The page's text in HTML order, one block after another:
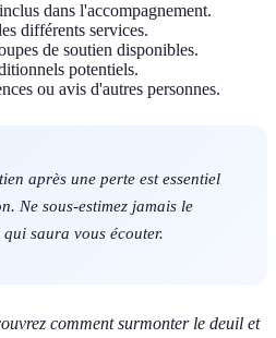
dans l'accompagnement.
différents services.
de soutien disponibles.
potentiels.
ou avis d'autres personnes.
après une perte est essentiel
Ne sous-estimez jamais le
saura vous écouter.
comment surmonter le deuil et